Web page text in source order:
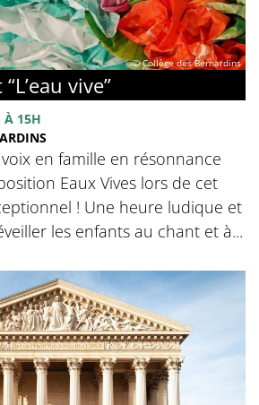
© Collège des Bernardins
vive”
À 15H
en famille en résonnance
Eaux Vives lors de cet
! Une heure ludique et
les enfants au chant et à...